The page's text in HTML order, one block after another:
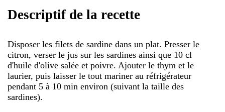
Descriptif de la recette
Disposer les filets de sardine dans un plat. Presser le
citron, verser le jus sur les sardines ainsi que 10 cl
d'huile d'olive salée et poivre. Ajouter le thym et le
laurier, puis laisser le tout mariner au réfrigérateur
pendant 5 à 10 min environ (suivant la taille des
sardines).